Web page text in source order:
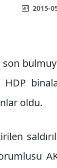
2015-
son
oldu.